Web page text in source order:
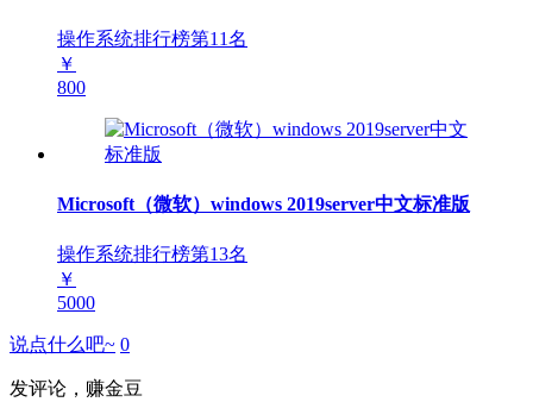
操作系统排行榜第11名
￥
800
Microsoft（微软）windows 2019server中文标准版
操作系统排行榜第13名
￥
5000
说点什么吧~ 0
发评论，赚金豆